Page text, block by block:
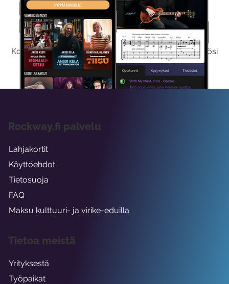
Kokeile Ilmaiseksi
Kokeilemalla ilmaiseksi saat koko sisältömme käyttöösi
viikon ajaksi.
Rockway.fi palvelu
Lahjakortit
Käyttöehdot
Tietosuoja
FAQ
Maksu kulttuuri- ja virike-eduilla
Tietoa meistä
Yrityksestä
Työpaikat